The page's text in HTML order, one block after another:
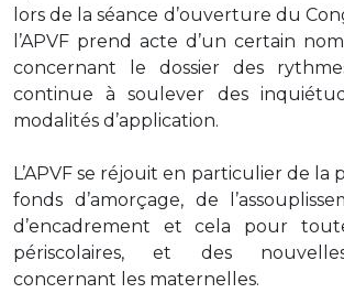
lors de la séance d’ouverture du
l’APVF prend acte d’un certain
concernant le dossier des
continue à soulever des
modalités d’application.
L’APVF se réjouit en particulier de la
fonds d’amorçage, de
d’encadrement et cela pour
périscolaires, et des
concernant les maternelles.